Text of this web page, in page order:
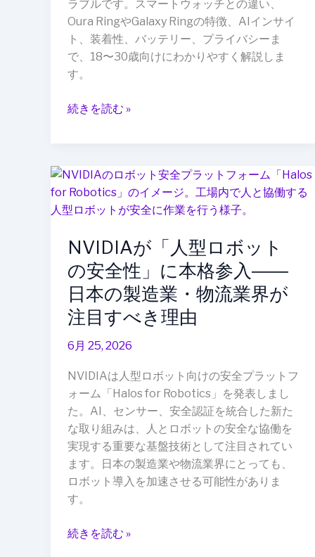
ラブルです。スマートウォッチとの違い、
Oura RingやGalaxy Ringの特徴、AIインサイ
ト、装着性、バッテリー、プライバシーま
で、18〜30歳向けにわかりやすく解説しま
す。
る
先
ウ
ェ
ア
ラ
の
健
康
理
続きを読む »
NVIDIAが「人型ロボット
の安全性」に本格参入――
日本の製造業・物流業界が
注目すべき理由
6月 25, 2026
NVIDIAは人型ロボット向けの安全プラットフ
ォーム「Halos for Robotics」を発表しまし
た。AI、センサー、安全認証を統合した新た
な取り組みは、人とロボットの安全な協働を
実現する重要な基盤技術として注目されてい
ます。日本の製造業や物流業界にとっても、
ロボット導入を加速させる可能性がありま
す。
NVIDIA
が
「人
ロ
ボ
ッ
ト
の
全
本
格
参
入
――
本
の
製
続きを読む »